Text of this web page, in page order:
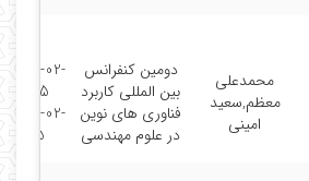
محمدعلی
معظم,سعید
امینی
دومین کنفرانس
بین المللی کاربرد
فناوری های نوین
در علوم مهندسی
2016-02-
2016-02-
25